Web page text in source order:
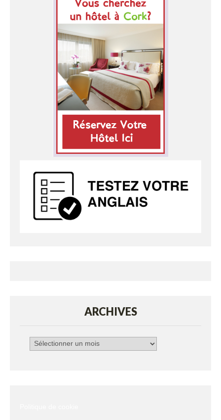
ARCHIVES
Archives